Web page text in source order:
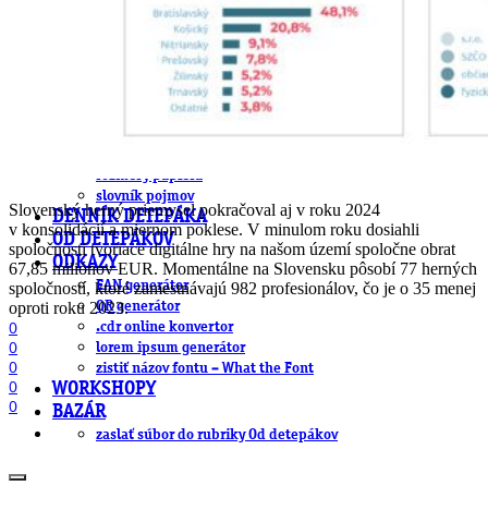
farby a color management návody
photoshop
office
rozmery papiera
slovník pojmov
DENNÍK DETEPÁKA
OD DETEPÁKOV
ODKAZY
EAN generátor
QR generátor
.cdr online konvertor
lorem ipsum generátor
zistiť názov fontu – What the Font
WORKSHOPY
BAZÁR
zaslať súbor do rubriky Od detepákov
Slovenský herný priemysel pokračoval aj v roku 2024
v konsolidácií a miernom poklese. V minulom roku dosiahli
spoločnosti tvoriace digitálne hry na našom území spoločne obrat
67,85 miliónov EUR. Momentálne na Slovensku pôsobí 77 herných
spoločností, ktoré zamestnávajú 982 profesionálov, čo je o 35 menej
oproti roku 2023.
0
0
0
0
0